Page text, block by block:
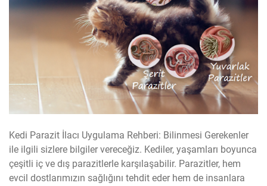
Kedi Parazit İlacı Uygulama Rehberi: Bilinmesi Gerekenler
ile ilgili sizlere bilgiler vereceğiz. Kediler, yaşamları boyunca
çeşitli iç ve dış parazitlerle karşılaşabilir. Parazitler, hem
evcil dostlarımızın sağlığını tehdit eder hem de insanlara